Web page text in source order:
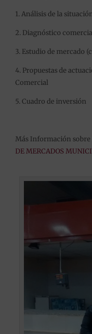
1. Análisis de la
2. Diagnóstico
3. Estudio de mercado
4. Propuestas de
Comercial
5. Cuadro de inversión
Más Información sobre
DE MERCADOS